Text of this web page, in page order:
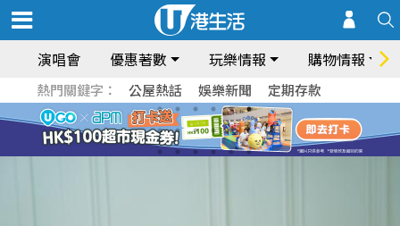
演唱會 優惠著數 玩樂情報 購物情報
熱門關鍵字： 公屋熱話 娛樂新聞 定期存款